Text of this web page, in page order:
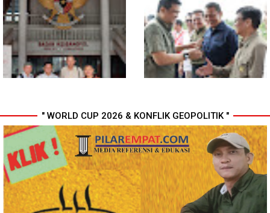
Polda Sumut Bongkar Sindikat
Scamming Internasional di
Apartemen Medan, Korban
Rugi Rp6,7 Miliar
Selama 300 Hari, Polrestabes
Medan Tangkap 1.434
Tersangka Narkoba
MIO Indonesia Sumut Resmi
Daftarkan Organisasi ke
Kesbangpol, Langkah Awal
Perkuat Profesionalisme
Media Online
Komisi D DPRDSU Ikut Gubsu
Bobby Nasution Berkantor di
Nias
" WORLD CUP 2026 & KONFLIK GEOPOLITIK "